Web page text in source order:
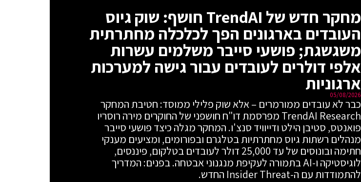
מחקר חדש של TrendAI חושף: שוק גיוס
העובדים בארגונים הפך לכלכלה מחתרתית
משגשגת; פושעי סייבר משלמים עשרות
אלפי דולרים לעובדים עבור גישה למערכות
ארגוניות
05/08/2026
כבר לא עובדים ממורמרים – אלא שוק פלילי ממוסד: חטיבת המחקר
TrendAI Research מפרסמת דו"ח חושפני של החוקרים מירה רוסריו
פואנטס, סטיבן הילט ודייוויד סנצ'ו. המחקר מגלה כיצד פושעי סייבר
מנהלים רשתות גיוס מחתרתיות בטלגרם ובפורומים, ומציעים מענקי
חתימה ובונוסים של עד 25,000 דולר לעובדים בטלקום, פיננסים,
לוגיסטיקה ו-AI בתמורה לעקיפת מנגנוני אבטחה. בפנים: המדריך
להתמודדות עם ה-Insider Threat החדש.